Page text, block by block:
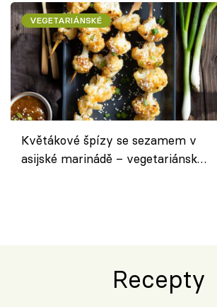
VEGETARIÁNSKÉ
Květákové špízy se sezamem v
asijské marinádě – vegetariánská
Recepty